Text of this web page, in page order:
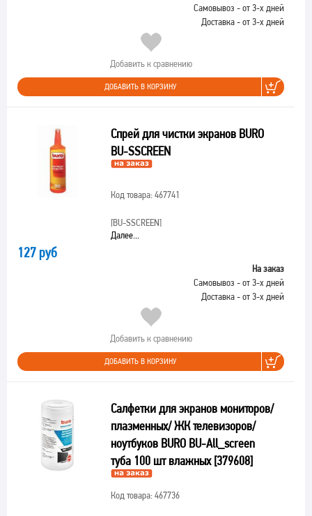
Самовывоз - от 3-х дней
Доставка - от 3-х дней
Добавить к сравнению
ДОБАВИТЬ В КОРЗИНУ
Спрей для чистки экранов BURO
BU-SSCREEN
Код товара: 467741
[BU-SSCREEN]
Далее...
127 руб
На заказ
Самовывоз - от 3-х дней
Доставка - от 3-х дней
Добавить к сравнению
ДОБАВИТЬ В КОРЗИНУ
Салфетки для экранов мониторов/
плазменных/ ЖК телевизоров/
ноутбуков BURO BU-All_screen
туба 100 шт влажных [379608]
Код товара: 467736